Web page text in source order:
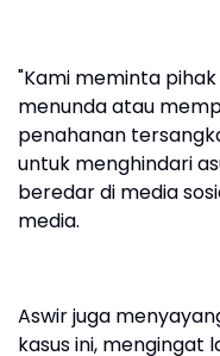
"Kami meminta
menunda atau
penahanan
untuk menghindari
beredar di media
media.
Aswir juga
kasus ini, mengingat